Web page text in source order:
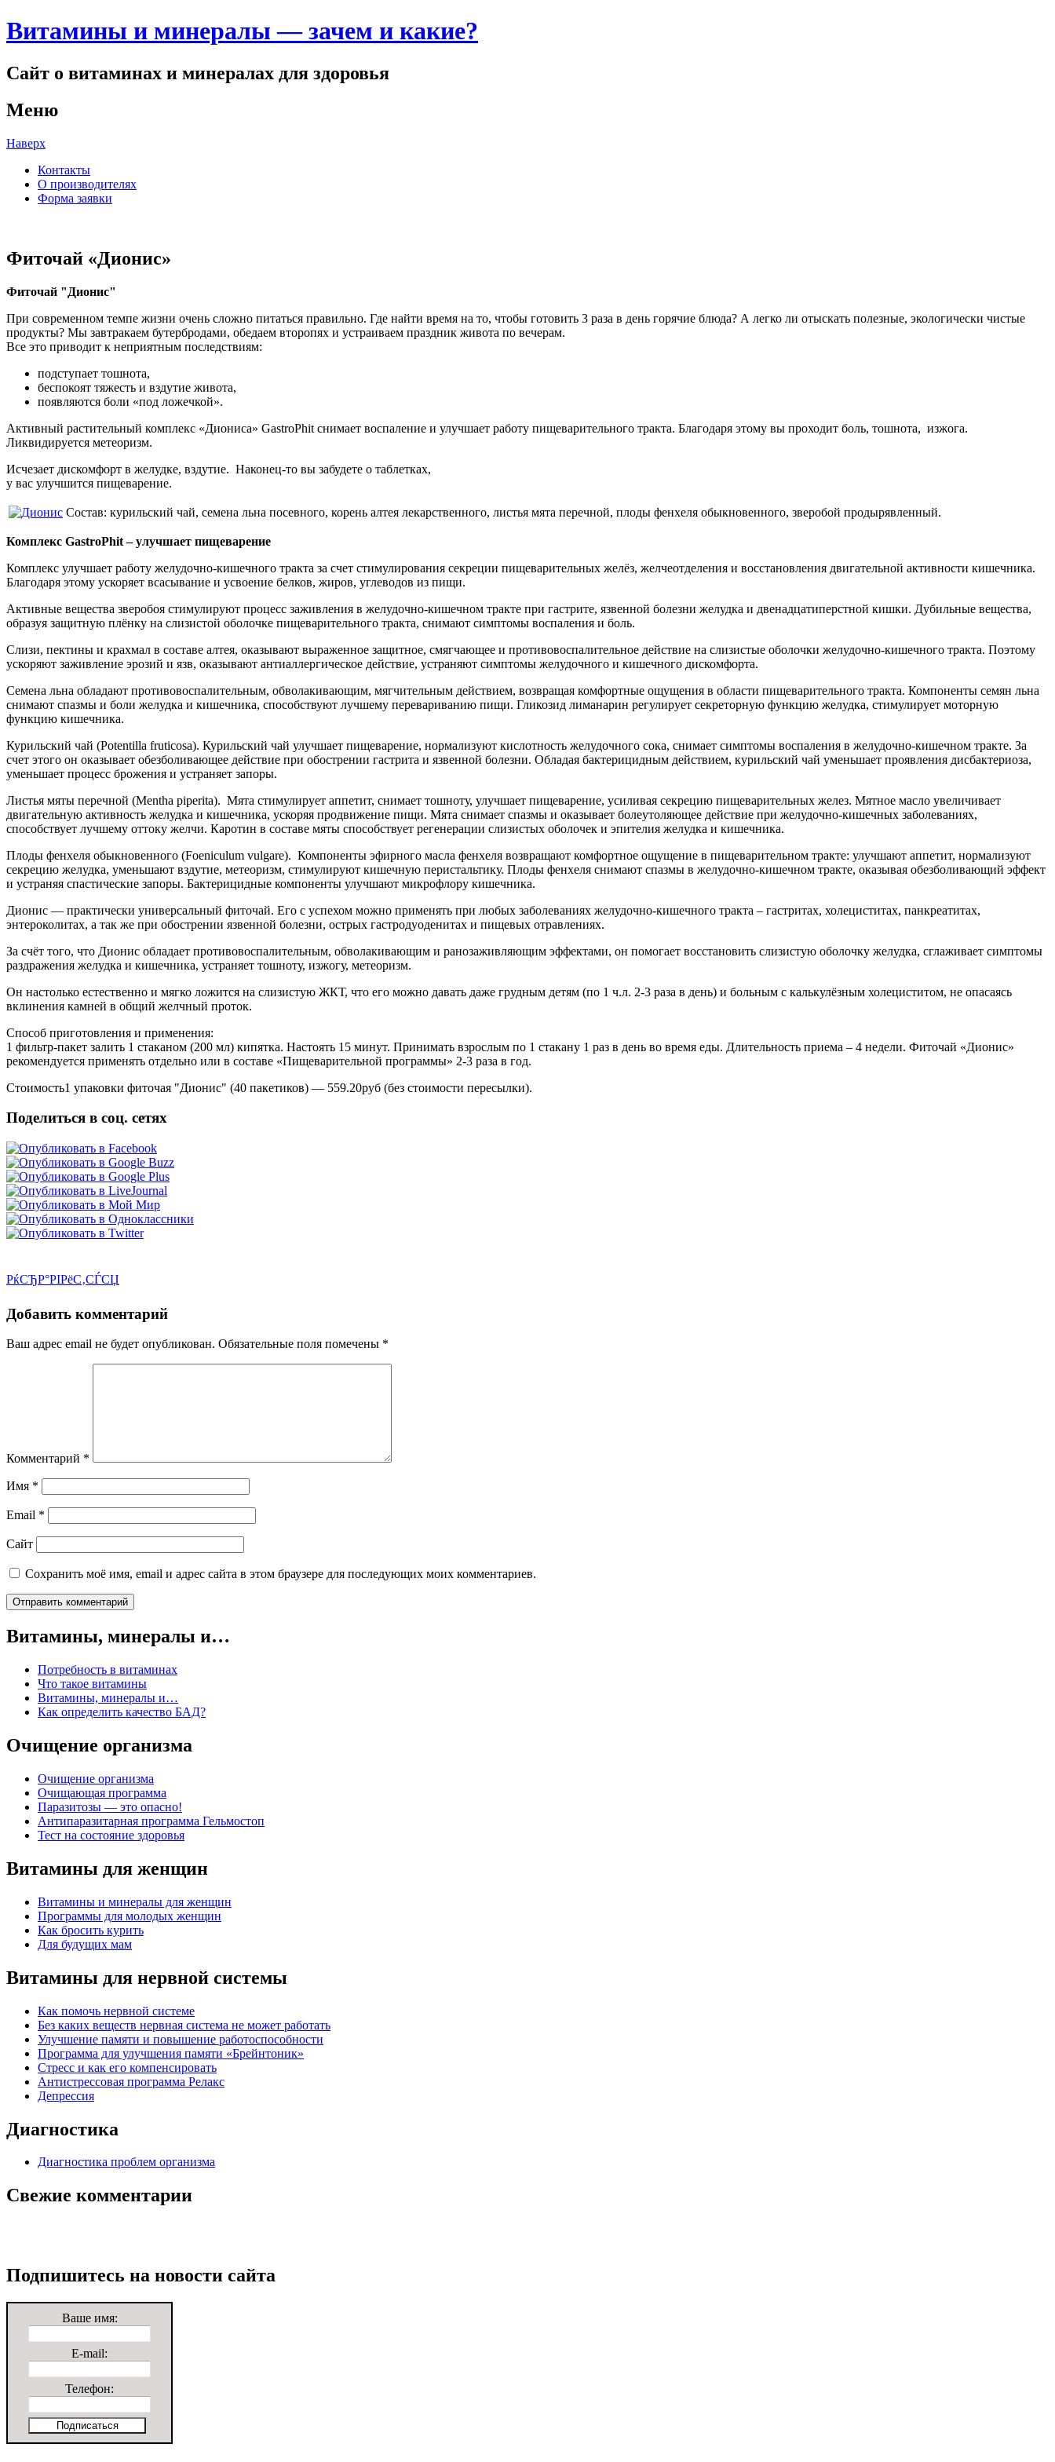
Витамины и минералы — зачем и какие?
Сайт о витаминах и минералах для здоровья
Меню
Наверх
Контакты
О производителях
Форма заявки
Фиточай «Дионис»
Фиточай "Дионис"
При современном темпе жизни очень сложно питаться правильно. Где найти время на то, чтобы готовить 3 раза в день горячие блюда? А легко ли отыскать полезные, экологически чистые
продукты? Мы завтракаем бутербродами, обедаем второпях и устраиваем праздник живота по вечерам.
Все это приводит к неприятным последствиям:
подступает тошнота,
беспокоят тяжесть и вздутие живота,
появляются боли «под ложечкой».
Активный растительный комплекс «Диониса» GastroPhit снимает воспаление и улучшает работу пищеварительного тракта. Благодаря этому вы проходит боль, тошнота, изжога.
Ликвидируется метеоризм.
Исчезает дискомфорт в желудке, вздутие. Наконец-то вы забудете о таблетках,
у вас улучшится пищеварение.
Состав: курильский чай, семена льна посевного, корень алтея лекарственного, листья мята перечной, плоды фенхеля обыкновенного, зверобой продырявленный.
Комплекс GastroPhit – улучшает пищеварение
Комплекс улучшает работу желудочно-кишечного тракта за счет стимулирования секреции пищеварительных желёз, желчеотделения и восстановления двигательной активности кишечника.
Благодаря этому ускоряет всасывание и усвоение белков, жиров, углеводов из пищи.
Активные вещества зверобоя стимулируют процесс заживления в желудочно-кишечном тракте при гастрите, язвенной болезни желудка и двенадцатиперстной кишки. Дубильные вещества,
образуя защитную плёнку на слизистой оболочке пищеварительного тракта, снимают симптомы воспаления и боль.
Слизи, пектины и крахмал в составе алтея, оказывают выраженное защитное, смягчающее и противовоспалительное действие на слизистые оболочки желудочно-кишечного тракта. Поэтому
ускоряют заживление эрозий и язв, оказывают антиаллергическое действие, устраняют симптомы желудочного и кишечного дискомфорта.
Семена льна обладают противовоспалительным, обволакивающим, мягчительным действием, возвращая комфортные ощущения в области пищеварительного тракта. Компоненты семян льна
снимают спазмы и боли желудка и кишечника, способствуют лучшему перевариванию пищи. Гликозид лиманарин регулирует секреторную функцию желудка, стимулирует моторную
функцию кишечника.
Курильский чай (Potentilla fruticosa). Курильский чай улучшает пищеварение, нормализуют кислотность желудочного сока, снимает симптомы воспаления в желудочно-кишечном тракте. За
счет этого он оказывает обезболивающее действие при обострении гастрита и язвенной болезни. Обладая бактерицидным действием, курильский чай уменьшает проявления дисбактериоза,
уменьшает процесс брожения и устраняет запоры.
Листья мяты перечной (Mentha piperita). Мята стимулирует аппетит, снимает тошноту, улучшает пищеварение, усиливая секрецию пищеварительных желез. Мятное масло увеличивает
двигательную активность желудка и кишечника, ускоряя продвижение пищи. Мята снимает спазмы и оказывает болеутоляющее действие при желудочно-кишечных заболеваниях,
способствует лучшему оттоку желчи. Каротин в составе мяты способствует регенерации слизистых оболочек и эпителия желудка и кишечника.
Плоды фенхеля обыкновенного (Foeniculum vulgare). Компоненты эфирного масла фенхеля возвращают комфортное ощущение в пищеварительном тракте: улучшают аппетит, нормализуют
секрецию желудка, уменьшают вздутие, метеоризм, стимулируют кишечную перистальтику. Плоды фенхеля снимают спазмы в желудочно-кишечном тракте, оказывая обезболивающий эффект
и устраняя спастические запоры. Бактерицидные компоненты улучшают микрофлору кишечника.
Дионис — практически универсальный фиточай. Его с успехом можно применять при любых заболеваниях желудочно-кишечного тракта – гастритах, холециститах, панкреатитах,
энтероколитах, а так же при обострении язвенной болезни, острых гастродуоденитах и пищевых отравлениях.
За счёт того, что Дионис обладает противовоспалительным, обволакивающим и ранозаживляющим эффектами, он помогает восстановить слизистую оболочку желудка, сглаживает симптомы
раздражения желудка и кишечника, устраняет тошноту, изжогу, метеоризм.
Он настолько естественно и мягко ложится на слизистую ЖКТ, что его можно давать даже грудным детям (по 1 ч.л. 2-3 раза в день) и больным с калькулёзным холециститом, не опасаясь
вклинения камней в общий желчный проток.
Способ приготовления и применения:
1 фильтр-пакет залить 1 стаканом (200 мл) кипятка. Настоять 15 минут. Принимать взрослым по 1 стакану 1 раз в день во время еды. Длительность приема – 4 недели. Фиточай «Дионис»
рекомендуется применять отдельно или в составе «Пищеварительной программы» 2-3 раза в год.
Стоимость1 упаковки фиточая "Дионис" (40 пакетиков) — 559.20руб (без стоимости пересылки).
Поделиться в соц. сетях
РќСЂР°РІРёС‚СЃСЏ
Добавить комментарий
Ваш адрес email не будет опубликован. Обязательные поля помечены *
Комментарий *
Имя *
Email *
Сайт
Сохранить моё имя, email и адрес сайта в этом браузере для последующих моих комментариев.
Витамины, минералы и…
Потребность в витаминах
Что такое витамины
Витамины, минералы и…
Как определить качество БАД?
Очищение организма
Очищение организма
Очищающая программа
Паразитозы — это опасно!
Антипаразитарная программа Гельмостоп
Тест на состояние здоровья
Витамины для женщин
Витамины и минералы для женщин
Программы для молодых женщин
Как бросить курить
Для будущих мам
Витамины для нервной системы
Как помочь нервной системе
Без каких веществ нервная система не может работать
Улучшение памяти и повышение работоспособности
Программа для улучшения памяти «Брейнтоник»
Стресс и как его компенсировать
Антистрессовая программа Релакс
Депрессия
Диагностика
Диагностика проблем организма
Свежие комментарии
Подпишитесь на новости сайта
Ваше имя:
E-mail:
Телефон: